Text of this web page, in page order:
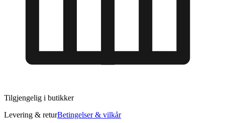
Tilgjengelig i butikker
Levering & returBetingelser & vilkår